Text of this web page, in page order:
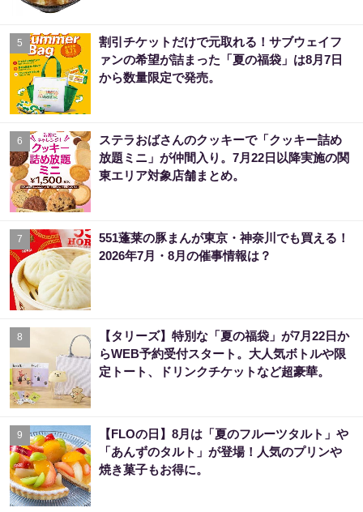
5
割引チケットだけで元取れる！サブウェイフ
ァンの希望が詰まった「夏の福袋」は8月7日
から数量限定で発売。
6
ステラおばさんのクッキーで「クッキー詰め
放題ミニ」が仲間入り。7月22日以降実施の関
東エリア対象店舗まとめ。
7
551蓬莱の豚まんが東京・神奈川でも買える！
2026年7月・8月の催事情報は？
8
【タリーズ】特別な「夏の福袋」が7月22日か
らWEB予約受付スタート。大人気ボトルや限
定トート、ドリンクチケットなど超豪華。
9
【FLOの日】8月は「夏のフルーツタルト」や
「あんずのタルト」が登場！人気のプリンや
焼き菓子もお得に。